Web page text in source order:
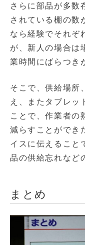
さらに部品が多数
されている棚の数
なら経験でそれぞ
が、新人の場合は
業時間にばらつき
そこで、供給場所
え、またタブレッ
ことで、作業者の
減らすことができ
イスに伝えること
品の供給忘れなど
まとめ